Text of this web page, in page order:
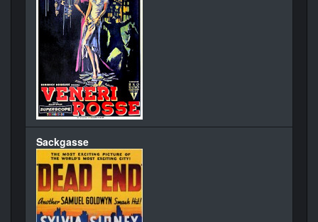
Sackgasse